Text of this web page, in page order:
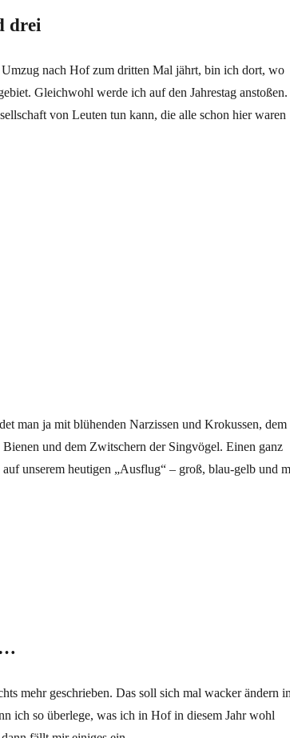
drei
Umzug nach Hof zum dritten Mal jährt, bin ich dort, wo
Gleichwohl werde ich auf den Jahrestag anstoßen.
von Leuten tun kann, die alle schon hier waren
man ja mit blühenden Narzissen und Krokussen, dem
und dem Zwitschern der Singvögel. Einen ganz
unserem heutigen „Ausflug“ – groß, blau-gelb und
…
mehr geschrieben. Das soll sich mal wacker ändern
ich so überlege, was ich in Hof in diesem Jahr wohl